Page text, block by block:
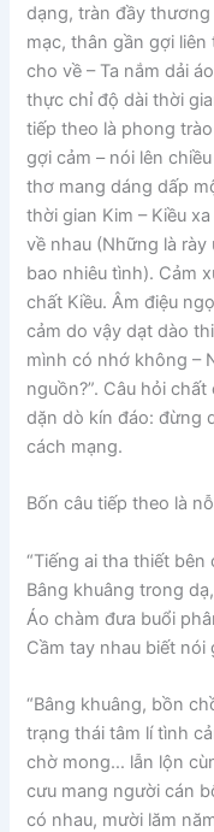
dạng, tràn đầy thương
mạc, thân gần gợi
cho về – Ta nắm dải
thực chỉ độ dài thời
tiếp theo là phong
gợi cảm – nói lên
thơ mang dáng dấp
thời gian Kim – Kiều
về nhau (Những là rày
bao nhiêu tình). Cảm
chất Kiều. Âm điệu
cảm do vậy dạt dào
mình có nhớ không –
nguồn?”. Câu hỏi
dặn dò kín đáo: đừng
cách mạng.
Bốn câu tiếp theo là
“Tiếng ai tha thiết bên
Bâng khuâng trong
Áo chàm đưa buổi
Cầm tay nhau biết nói
“Bâng khuâng, bồn
trạng thái tâm lí tình
chờ mong… lẫn lộn
cưu mang người cán
có nhau, mười lăm